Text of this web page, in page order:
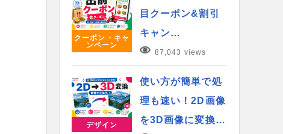
クーポン・キャ
ンペーン
目クーポン&割引
キャン…
87,043 views
デザイン
使い方が簡単で処
理も速い！2D画像
を3D画像に変換…